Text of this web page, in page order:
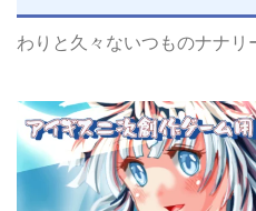
わりと久々ないつものナナリ